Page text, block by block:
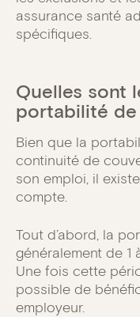
assurance santé
spécifiques.
Quelles sont
portabilité
Bien que la
continuité de
son emploi, il
compte.
Tout d’abord, la
généralement de 1
Une fois cette
possible de
employeur.